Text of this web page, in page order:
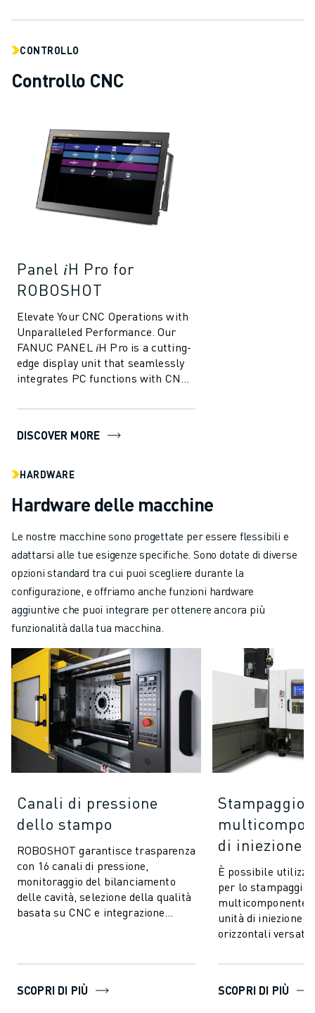
CONTROLLO
Controllo CNC
Panel 𝑖H Pro for
ROBOSHOT
Elevate Your CNC Operations with
Unparalleled Performance. Our
FANUC PANEL 𝑖H Pro is a cutting-
edge display unit that seamlessly
integrates PC functions with CNC
unparalleled...
DISCOVER MORE
HARDWARE
Hardware delle macchine
Le nostre macchine sono progettate per essere flessibili e
adattarsi alle tue esigenze specifiche. Sono dotate di diverse
opzioni standard tra cui puoi scegliere durante la
configurazione, e offriamo anche funzioni hardware
aggiuntive che puoi integrare per ottenere ancora più
funzionalità dalla tua macchina.
Canali di pressione
dello stampo
ROBOSHOT garantisce trasparenza
con 16 canali di pressione,
monitoraggio del bilanciamento
delle cavità, selezione della qualità
basata su CNC e integrazione
SCOPRI DI PIÙ
Stampaggio
di iniezione
È possibile
per lo stampaggio
multicomponente
unità di iniezione
orizzontali
stampaggio av...
SCOPRI DI PIÙ